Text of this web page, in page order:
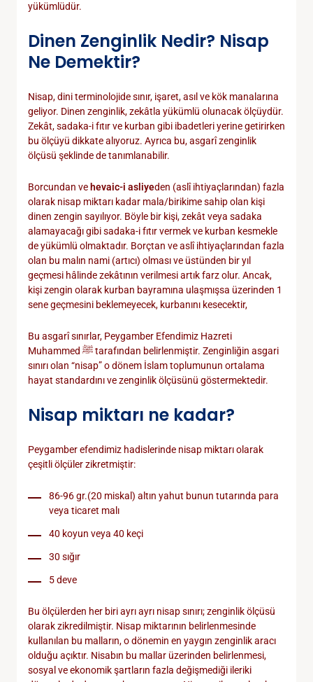
yükümlüdür.
Dinen Zenginlik Nedir? Nisap
Ne Demektir?
Nisap, dini terminolojide sınır, işaret, asıl ve kök manalarına
geliyor. Dinen zenginlik, zekâtla yükümlü olunacak ölçüydür.
Zekât, sadaka-i fıtır ve kurban gibi ibadetleri yerine getirirken
bu ölçüyü dikkate alıyoruz. Ayrıca bu, asgarî zenginlik
ölçüsü şeklinde de tanımlanabilir.
Borcundan ve hevaic-i asliyeden (aslî ihtiyaçlarından) fazla
olarak nisap miktarı kadar mala/birikime sahip olan kişi
dinen zengin sayılıyor. Böyle bir kişi, zekât veya sadaka
alamayacağı gibi sadaka-i fıtır vermek ve kurban kesmekle
de yükümlü olmaktadır. Borçtan ve aslî ihtiyaçlarından fazla
olan bu malın nami (artıcı) olması ve üstünden bir yıl
geçmesi hâlinde zekâtının verilmesi artık farz olur. Ancak,
kişi zengin olarak kurban bayramına ulaşmışsa üzerinden 1
sene geçmesini beklemeyecek, kurbanını kesecektir,
Bu asgarî sınırlar, Peygamber Efendimiz Hazreti
Muhammed ﷺ tarafından belirlenmiştir. Zenginliğin asgari
sınırı olan “nisap” o dönem İslam toplumunun ortalama
hayat standardını ve zenginlik ölçüsünü göstermektedir.
Nisap miktarı ne kadar?
Peygamber efendimiz hadislerinde nisap miktarı olarak
çeşitli ölçüler zikretmiştir:
86-96 gr.(20 miskal) altın yahut bunun tutarında para
veya ticaret malı
40 koyun veya 40 keçi
30 sığır
5 deve
Bu ölçülerden her biri ayrı ayrı nisap sınırı; zenginlik ölçüsü
olarak zikredilmiştir. Nisap miktarının belirlenmesinde
kullanılan bu malların, o dönemin en yaygın zenginlik aracı
olduğu açıktır. Nisabın bu mallar üzerinden belirlenmesi,
sosyal ve ekonomik şartların fazla değişmediği ileriki